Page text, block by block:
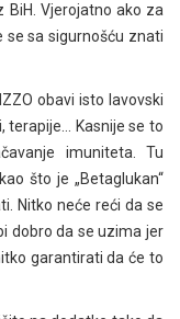
BiH. Vjerojatno ako za
se sa sigurnošću znati
obavi isto lavovski
terapije… Kasnije se to
imuniteta. Tu
što je „Betaglukan“
Nitko neće reći da se
dobro da se uzima jer
garantirati da će to